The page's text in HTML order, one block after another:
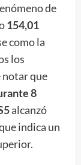
de
154,01
como la
los
notar que
8
alcanzó
indica un